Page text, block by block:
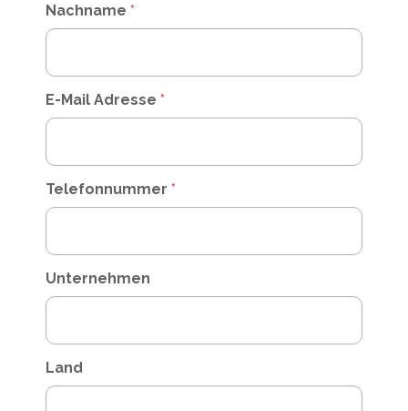
Nachname *
E-Mail Adresse *
Telefonnummer *
Unternehmen
Land